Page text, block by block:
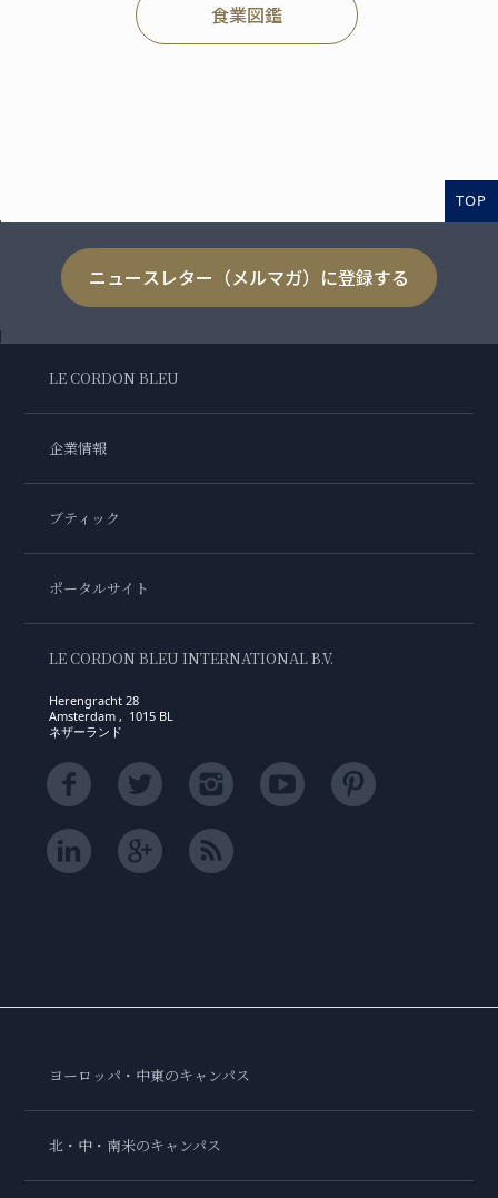
食業図鑑
TOP
ニュースレター（メルマガ）に登録する
LE CORDON BLEU
企業情報
ブティック
ポータルサイト
LE CORDON BLEU INTERNATIONAL B.V.
Herengracht 28
Amsterdam , 1015 BL
ネザーランド
ヨーロッパ・中東のキャンパス
北・中・南米のキャンパス